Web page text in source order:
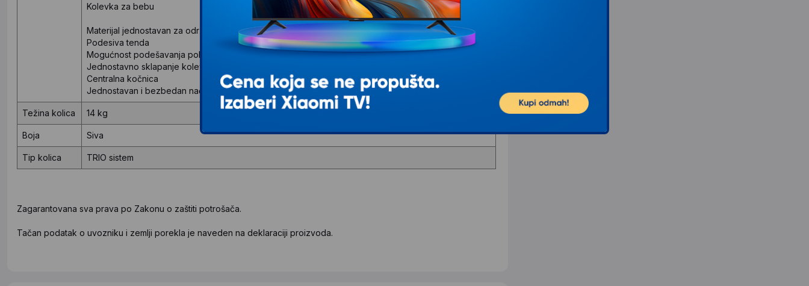
Kolevka za bebu
Materijal jednostavan za održavanje
Podesiva tenda
Mogućnost podešavanja položaja
Jednostavno sklapanje kolevke radi uštede prostora
Centralna kočnica
Jednostavan i bezbedan način kočenja – centralna kočnica blokira zadnje točkove
Težina kolica 14 kg
Boja Siva
Tip kolica TRIO sistem
Zagarantovana sva prava po Zakonu o zaštiti potrošača.
Tačan podatak o uvozniku i zemlji porekla je naveden na deklaraciji proizvoda.